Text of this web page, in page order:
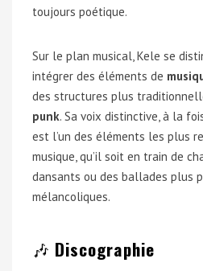
toujours poétique.
Sur le plan musical, Kele se
intégrer des éléments de
des structures plus
punk. Sa voix distinctive, à la
est l’un des éléments les plus
musique, qu’il soit en train de
dansants ou des ballades plus
mélancoliques.
🎶 Discographie